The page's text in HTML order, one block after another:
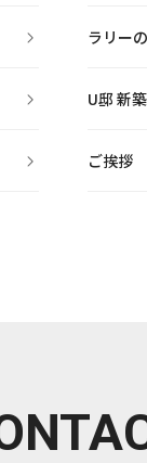
ラリー
U邸 新
ご挨拶